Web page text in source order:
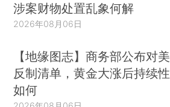
涉案财物处置乱象何解
2026年08月06日
【地缘图志】商务部公布对美
反制清单，黄金大涨后持续性
如何